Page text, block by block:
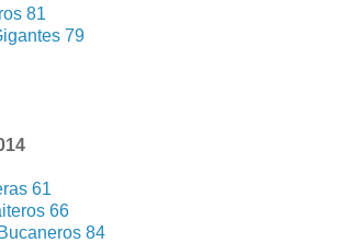
81
79
61
66
84